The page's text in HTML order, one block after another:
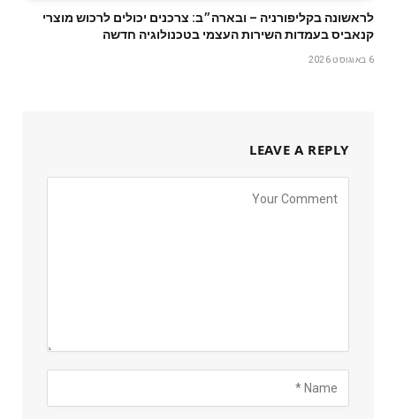
לראשונה בקליפורניה – ובארה״ב: צרכנים יכולים לרכוש מוצרי
קנאביס בעמדות השירות העצמי בטכנולוגיה חדשה
6 באוגוסט 2026
LEAVE A REPLY